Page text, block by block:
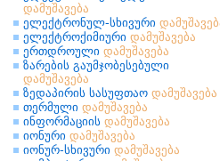
დამუშავება
ელექტრონულ-სხივური
ელექტროქიმიური დამუშავება
ერთდროული დამუშავება
ზარების გაუმჯობესებული
დამუშავება
ზედაპირის სასუფთაო დამუშავება
თერმული დამუშავება
ინფორმაციის დამუშავება
იონური დამუშავება
იონურ-სხივური დამუშავება